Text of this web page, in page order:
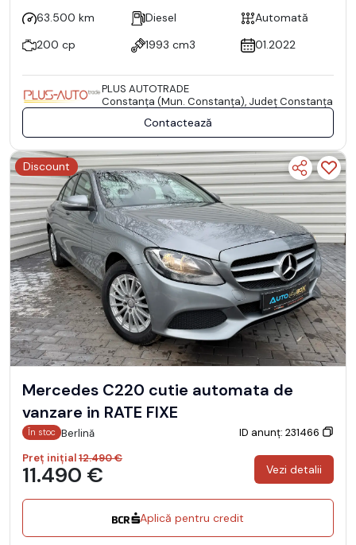
63.500 km Diesel
Automată
200 cp
1993 cm3 01.2022
PLUS AUTOTRADE
Constanţa (Mun. Constanţa), Județ Constanţa
Contactează
Discount
Mercedes C220 cutie automata de
vanzare in RATE FIXE
În stoc Berlină
ID anunț: 231466
Preț inițial12.490 €
11.490 € Vezi detalii
Aplică pentru credit